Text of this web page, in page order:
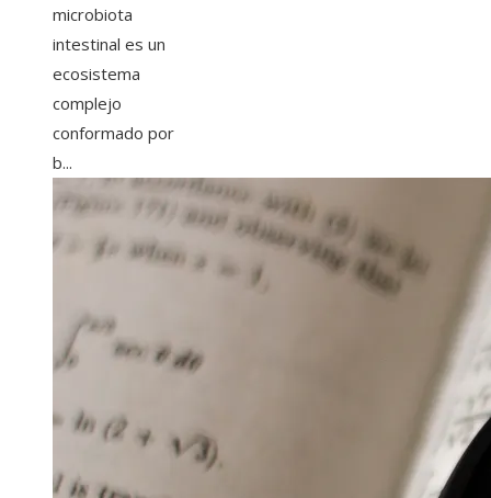
microbiota
intestinal es un
ecosistema
complejo
conformado por
b...